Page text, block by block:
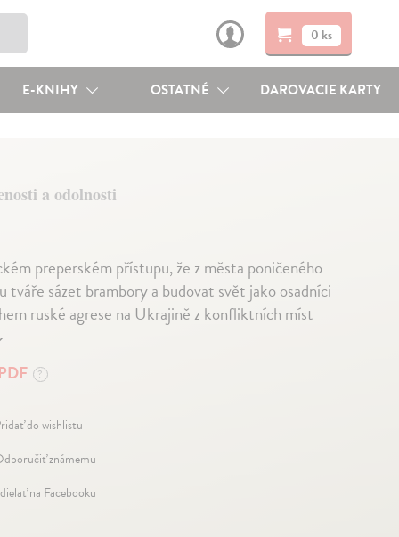
0 ks
E-KNIHY OSTATNÉ DAROVACIE KARTY
a odolnosti
preperském přístupu, že z města poničeného
sázet brambory a budovat svět jako osadníci
ruské agrese na Ukrajině z konfliktních míst
?
do wishlistu
známemu
na Facebooku